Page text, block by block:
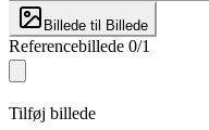
Billede til Billede
Referencebillede 0/1
Tilføj billede